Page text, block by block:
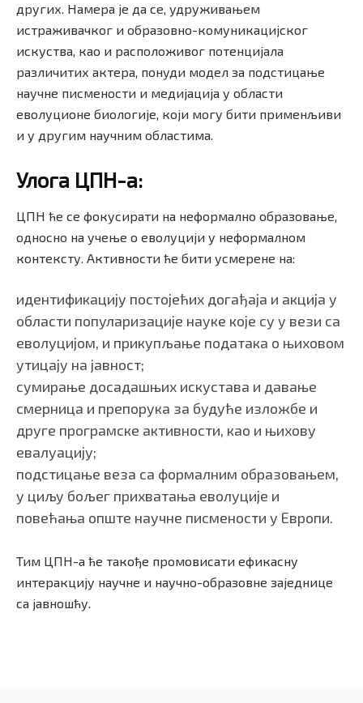
других. Намера је да се, удруживањем
истраживачког и образовно-комуникацијског
искуства, као и расположивог потенцијала
различитих актера, понуди модел за подстицање
научне писмености и медијација у области
еволуционе биологије, који могу бити применљиви
и у другим научним областима.
Улога ЦПН-а:
ЦПН ће се фокусирати на неформално образовање,
односно на учење о еволуцији у неформалном
контексту. Активности ће бити усмерене на:
идентификацију постојећих догађаја и акција у
области популаризације науке које су у вези са
еволуцијом, и прикупљање података о њиховом
утицају на јавност;
сумирање досадашњих искустава и давање
смерница и препорука за будуће изложбе и
друге програмске активности, као и њихову
евалуацију;
подстицање веза са формалним образовањем,
у циљу бољег прихватања еволуције и
повећања опште научне писмености у Европи.
Тим ЦПН-а ће такође промовисати ефикасну
интеракцију научне и научно-образовне заједнице
са јавношћу.